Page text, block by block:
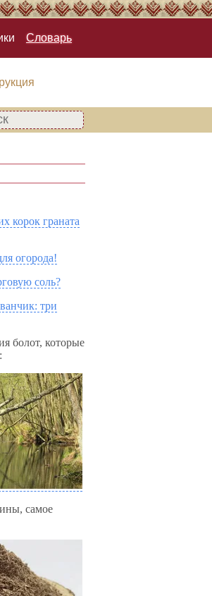
Словарь
корок граната
огорода!
соль?
три
болот, которые
самое